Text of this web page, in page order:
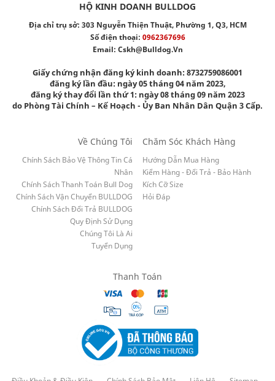
HỘ KINH DOANH BULLDOG
Địa chỉ trụ sở: 303 Nguyễn Thiện Thuật, Phường 1, Q3, HCM
Số điện thoại: 0962367696
Email: Cskh@bulldog.vn
Giấy chứng nhận đăng ký kinh doanh: 8732759086001
đăng ký lần đầu: ngày 05 tháng 04 năm 2023,
đăng ký thay đổi lần thứ 1: ngày 08 tháng 09 năm 2023
do Phòng Tài Chính – Kế Hoạch - Ủy Ban Nhân Dân Quận 3 Cấp.
Về Chúng Tôi
Chính Sách Bảo Vệ Thông Tin Cá
Nhân
Chính Sách Thanh Toán Bull Dog
Chính Sách Vận Chuyển BULLDOG
Chính Sách Đổi Trả BULLDOG
Quy Định Sử Dụng
Chúng Tôi Là Ai
Tuyển Dụng
Chăm Sóc Khách Hàng
Hướng Dẫn Mua Hàng
Kiểm Hàng - Đổi Trả - Bảo Hành
Kích Cỡ Size
Hỏi Đáp
Thanh Toán